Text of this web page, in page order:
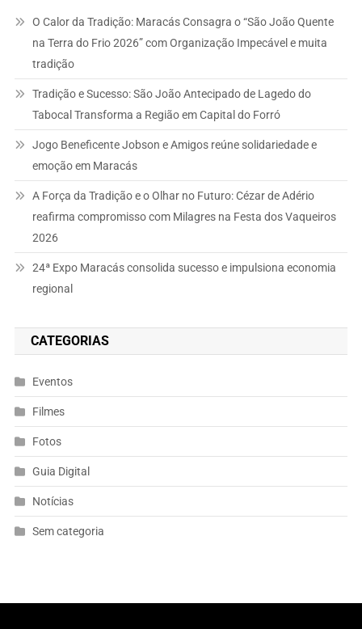
O Calor da Tradição: Maracás Consagra o “São João Quente
na Terra do Frio 2026” com Organização Impecável e muita
tradição
Tradição e Sucesso: São João Antecipado de Lagedo do
Tabocal Transforma a Região em Capital do Forró
Jogo Beneficente Jobson e Amigos reúne solidariedade e
emoção em Maracás
A Força da Tradição e o Olhar no Futuro: Cézar de Adério
reafirma compromisso com Milagres na Festa dos Vaqueiros
2026
24ª Expo Maracás consolida sucesso e impulsiona economia
regional
CATEGORIAS
Eventos
Filmes
Fotos
Guia Digital
Notícias
Sem categoria